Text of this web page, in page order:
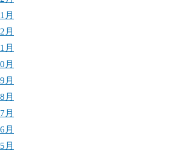
月
月
月
月
月
月
月
月
月